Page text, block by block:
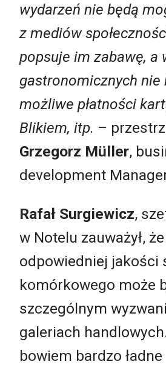
wydarzeń nie będą
z mediów
popsuje im zabawę, a
gastronomicznych nie
możliwe płatności
Blikiem, itp. –
Grzegorz Müller,
development
Rafał Surgiewicz,
w Notelu zauważył,
odpowiedniej jakości
komórkowego może
szczególnym
galeriach
bowiem bardzo ładne